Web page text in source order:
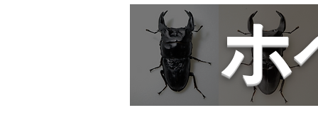
ホ